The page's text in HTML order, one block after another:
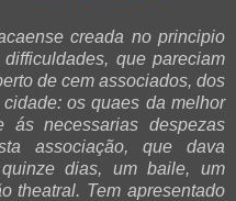
creada no principio
que pareciam
de cem associados, dos
os quaes da melhor
ás necessarias despezas
associação, que dava
dias, um baile, um
theatral. Tem apresentado